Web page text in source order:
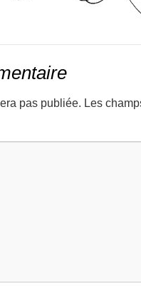
pas publiée. Les